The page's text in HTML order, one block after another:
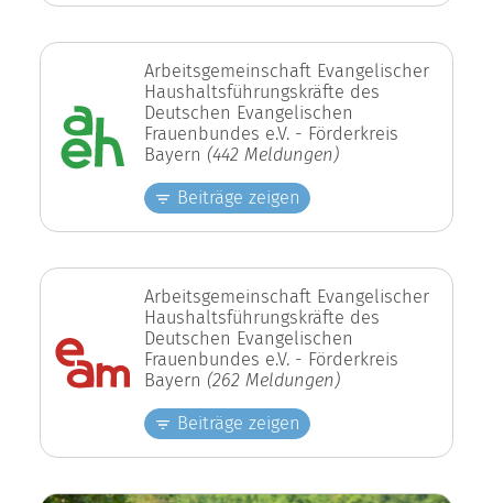
Arbeitsgemeinschaft Evangelischer
Haushaltsführungskräfte des
Deutschen Evangelischen
Frauenbundes e.V. - Förderkreis
Bayern (442 Meldungen)
Beiträge zeigen
Arbeitsgemeinschaft Evangelischer
Haushaltsführungskräfte des
Deutschen Evangelischen
Frauenbundes e.V. - Förderkreis
Bayern (262 Meldungen)
Beiträge zeigen